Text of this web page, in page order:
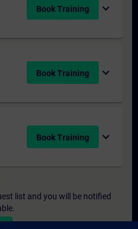
Book Training expand_more
Book Training expand_more
Book Training expand_more
list and you will be notified